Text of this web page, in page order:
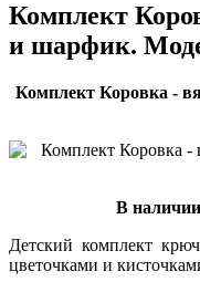
Комплект
и шарфик.
Комплект Коровка -
В
Детский комплект
цветочками и